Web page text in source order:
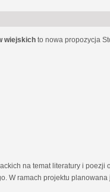
wiejskich to nowa propozycja
na temat literatury i poezji
W ramach projektu planowana